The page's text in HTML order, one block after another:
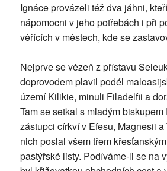
Ignáce provázeli též dva jáhni,
nápomocni v jeho potřebách i při
věřících v městech, kde se
Nejprve se vězeň z přístavu
doprovodem plavil podél
území Kilikie, minuli Filadelfii a
Tam se setkal s mladým
zástupci církví v Efesu, Magnesii
nich poslal všem třem
pastýřské listy. Podíváme-li se na